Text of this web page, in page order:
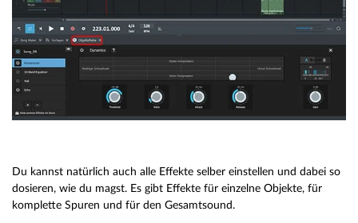
Du kannst natürlich auch alle Effekte selber einstellen und dabei so
dosieren, wie du magst. Es gibt Effekte für einzelne Objekte, für
komplette Spuren und für den Gesamtsound.